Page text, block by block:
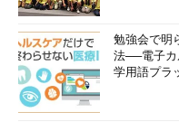
勉強会で明
法──電子カ
学用語プラ